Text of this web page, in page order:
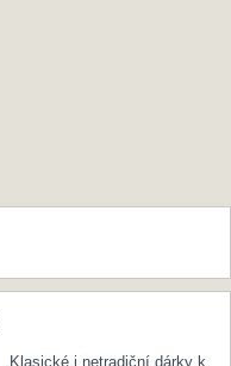
Klasické i netradiční dárky k